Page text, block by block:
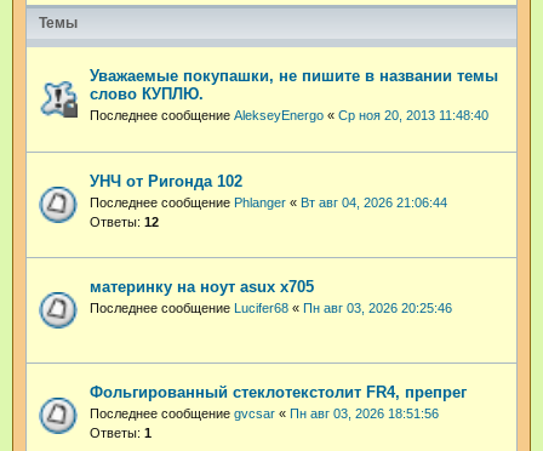
Темы
Уважаемые покупашки, не пишите в названии темы
слово КУПЛЮ.
Последнее сообщение AlekseyEnergo « Ср ноя 20, 2013 11:48:40
УНЧ от Ригонда 102
Последнее сообщение Phlanger « Вт авг 04, 2026 21:06:44
Ответы: 12
материнку на ноут asux x705
Последнее сообщение Lucifer68 « Пн авг 03, 2026 20:25:46
Фольгированный стеклотекстолит FR4, препрег
Последнее сообщение gvcsar « Пн авг 03, 2026 18:51:56
Ответы: 1